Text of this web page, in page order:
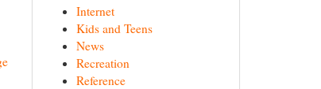
Internet
Kids and Teens
News
Recreation
Reference